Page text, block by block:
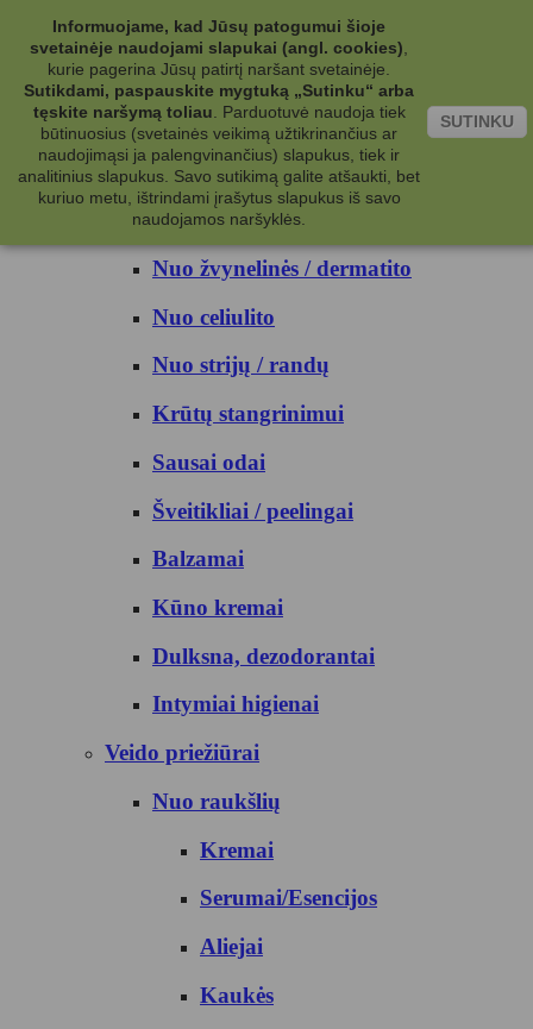
Kategorijos
Kosmetika
Kūno priežiūrai
Nuo prakaito
Kūno prausikliai
Nuo žvynelinės / dermatito
Nuo celiulito
Nuo strijų / randų
Krūtų stangrinimui
Sausai odai
Šveitikliai / peelingai
Balzamai
Kūno kremai
Dulksna, dezodorantai
Intymiai higienai
Veido priežiūrai
Nuo raukšlių
Kremai
Serumai/Esencijos
Aliejai
Kaukės
Informuojame, kad Jūsų patogumui šioje
svetainėje naudojami slapukai (angl. cookies)
kurie pagerina Jūsų patirtį naršant svetainėje.
Sutikdami, paspauskite mygtuką „Sutinku“ arba
tęskite naršymą toliau
Parduotuvė naudoja tiek
būtinuosius (svetainės veikimą užtikrinančius ar
naudojimąsi ja palengvinančius) slapukus, tiek ir
analitinius slapukus. Savo sutikimą galite atšaukti, bet
kuriuo metu, ištrindami įrašytus slapukus iš savo
naudojamos naršyklės.
SUTINKU